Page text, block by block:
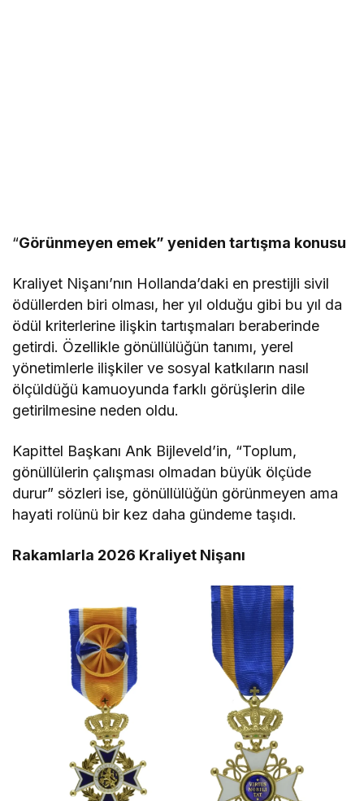
“Görünmeyen emek” yeniden tartışma konusu
Kraliyet Nişanı’nın Hollanda’daki en prestijli sivil
ödüllerden biri olması, her yıl olduğu gibi bu yıl da
ödül kriterlerine ilişkin tartışmaları beraberinde
getirdi. Özellikle gönüllülüğün tanımı, yerel
yönetimlerle ilişkiler ve sosyal katkıların nasıl
ölçüldüğü kamuoyunda farklı görüşlerin dile
getirilmesine neden oldu.
Kapittel Başkanı Ank Bijleveld’in, “Toplum,
gönüllülerin çalışması olmadan büyük ölçüde
durur” sözleri ise, gönüllülüğün görünmeyen ama
hayati rolünü bir kez daha gündeme taşıdı.
Rakamlarla 2026 Kraliyet Nişanı